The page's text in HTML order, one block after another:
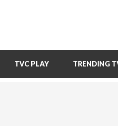
TVC PLAY TRENDING